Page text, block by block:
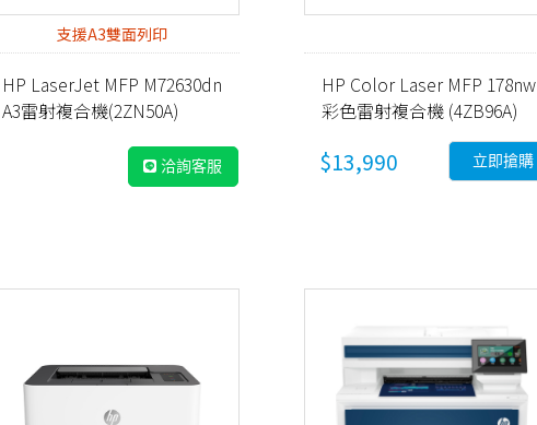
支援A3雙面列印
HP LaserJet MFP M72630dn
A3雷射複合機(2ZN50A)
洽詢客服
HP Color Laser MFP 178nw
彩色雷射複合機 (4ZB96A)
$13,990 立即搶購